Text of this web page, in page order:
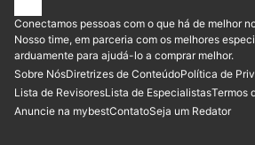
Conectamos pessoas com o que há de melhor
Nosso time, em parceria com os melhores
arduamente para ajudá-lo a comprar melhor.
Sobre NósDiretrizes de ConteúdoPolítica de
Lista de RevisoresLista de EspecialistasTermos
Anuncie na mybestContatoSeja um Redator